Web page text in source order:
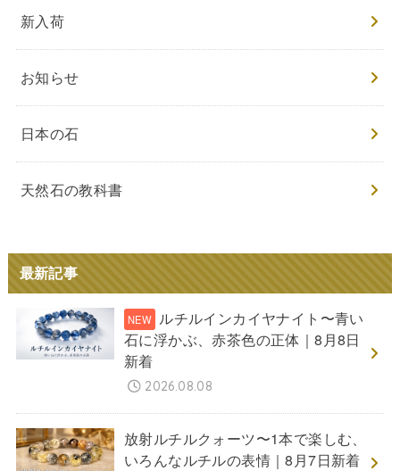
新入荷
お知らせ
日本の石
天然石の教科書
最新記事
ルチルインカイヤナイト〜青い
石に浮かぶ、赤茶色の正体｜8月8日
新着
2026.08.08
放射ルチルクォーツ〜1本で楽しむ、
いろんなルチルの表情｜8月7日新着